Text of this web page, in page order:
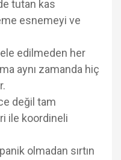
tutan kas
esnemeyi ve
edilmeden her
aynı zamanda hiç
değil tam
ile koordineli
olmadan sırtın